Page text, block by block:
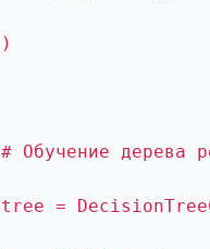
)
# Обучение дерева
tree =